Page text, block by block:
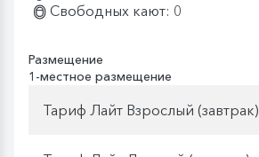
Свободных кают: 0
Размещение
1-местное размещение
Тариф Лайт Взрослый (завтрак)